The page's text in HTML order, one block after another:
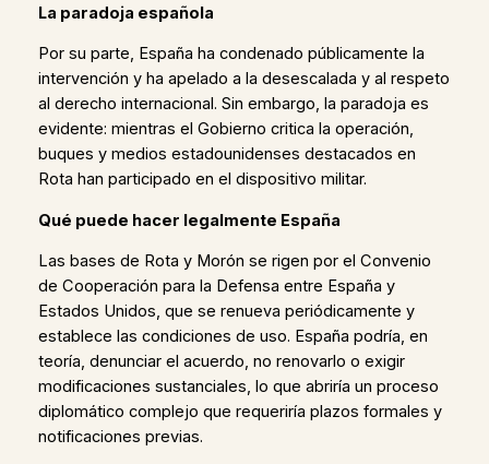
La paradoja española
Por su parte, España ha condenado públicamente la
intervención y ha apelado a la desescalada y al respeto
al derecho internacional. Sin embargo, la paradoja es
evidente: mientras el Gobierno critica la operación,
buques y medios estadounidenses destacados en
Rota han participado en el dispositivo militar.
Qué puede hacer legalmente España
Las bases de Rota y Morón se rigen por el Convenio
de Cooperación para la Defensa entre España y
Estados Unidos, que se renueva periódicamente y
establece las condiciones de uso. España podría, en
teoría, denunciar el acuerdo, no renovarlo o exigir
modificaciones sustanciales, lo que abriría un proceso
diplomático complejo que requeriría plazos formales y
notificaciones previas.